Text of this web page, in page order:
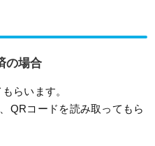
の場合
らいます。
QRコードを読み取ってもら